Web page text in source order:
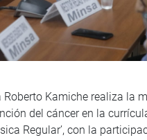
Roberto Kamiche realiza la
del cáncer en la
Regular’, con la